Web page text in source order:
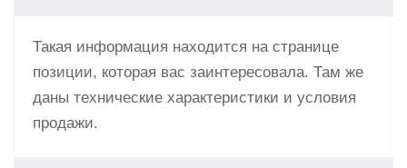
Такая информация находится на странице
позиции, которая вас заинтересовала. Там же
даны технические характеристики и условия
продажи.